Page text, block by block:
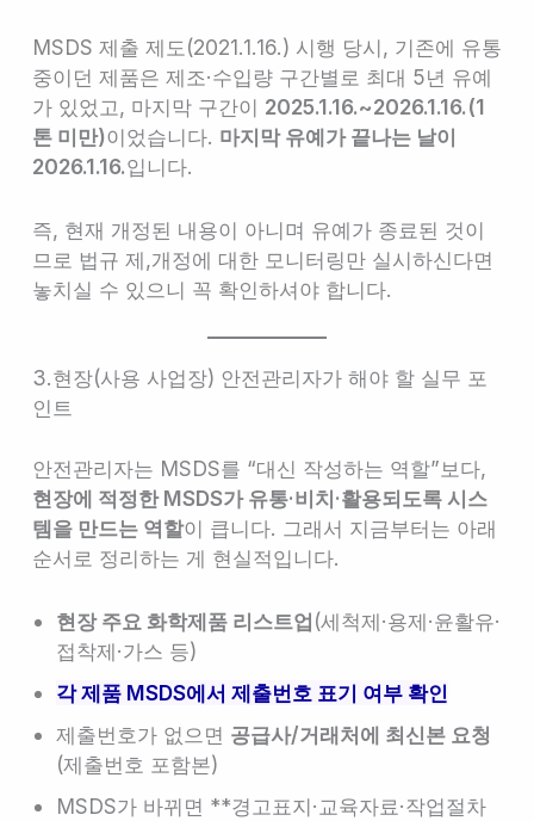
MSDS 제출 제도(2021.1.16.) 시행 당시, 기존에 유통
중이던 제품은 제조·수입량 구간별로 최대 5년 유예
가 있었고, 마지막 구간이 2025.1.16.~2026.1.16.(1
톤 미만)이었습니다. 마지막 유예가 끝나는 날이
2026.1.16.입니다.
즉, 현재 개정된 내용이 아니며 유예가 종료된 것이
므로 법규 제,개정에 대한 모니터링만 실시하신다면
놓치실 수 있으니 꼭 확인하셔야 합니다.
3.현장(사용 사업장) 안전관리자가 해야 할 실무 포
인트
안전관리자는 MSDS를 “대신 작성하는 역할”보다,
현장에 적정한 MSDS가 유통·비치·활용되도록 시스
템을 만드는 역할이 큽니다. 그래서 지금부터는 아래
순서로 정리하는 게 현실적입니다.
현장 주요 화학제품 리스트업(세척제·용제·윤활유·
접착제·가스 등)
각 제품 MSDS에서 제출번호 표기 여부 확인
제출번호가 없으면 공급사/거래처에 최신본 요청
(제출번호 포함본)
MSDS가 바뀌면 **경고표지·교육자료·작업절차